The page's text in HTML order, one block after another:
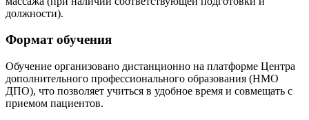
должности).
Формат обучения
Обучение организовано дистанционно на платформе Центра
дополнительного профессионального образования (НМО
ДПО), что позволяет учиться в удобное время и совмещать с
приемом пациентов.